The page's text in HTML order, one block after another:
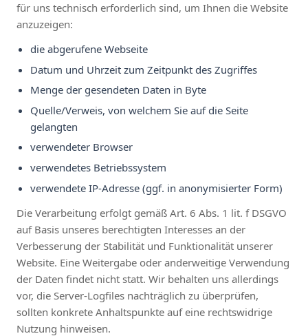
für uns technisch erforderlich sind, um Ihnen die Website
anzuzeigen:
die abgerufene Webseite
Datum und Uhrzeit zum Zeitpunkt des Zugriffes
Menge der gesendeten Daten in Byte
Quelle/Verweis, von welchem Sie auf die Seite
gelangten
verwendeter Browser
verwendetes Betriebssystem
verwendete IP-Adresse (ggf. in anonymisierter Form)
Die Verarbeitung erfolgt gemäß Art. 6 Abs. 1 lit. f DSGVO
auf Basis unseres berechtigten Interesses an der
Verbesserung der Stabilität und Funktionalität unserer
Website. Eine Weitergabe oder anderweitige Verwendung
der Daten findet nicht statt. Wir behalten uns allerdings
vor, die Server-Logfiles nachträglich zu überprüfen,
sollten konkrete Anhaltspunkte auf eine rechtswidrige
Nutzung hinweisen.